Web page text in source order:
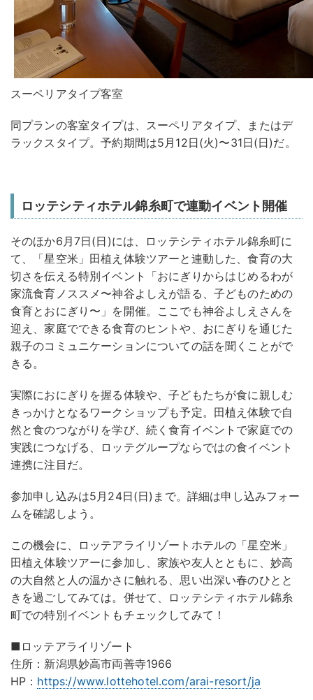
スーペリアタイプ客室
同プランの客室タイプは、スーペリアタイプ、またはデ
ラックスタイプ。予約期間は5月12日(火)〜31日(日)だ。
ロッテシティホテル錦糸町で連動イベント開催
そのほか6月7日(日)には、ロッテシティホテル錦糸町に
て、「星空米」田植え体験ツアーと連動した、食育の大
切さを伝える特別イベント「おにぎりからはじめるわが
家流食育ノススメ〜神谷よしえが語る、子どものための
食育とおにぎり〜」を開催。ここでも神谷よしえさんを
迎え、家庭でできる食育のヒントや、おにぎりを通じた
親子のコミュニケーションについての話を聞くことがで
きる。
実際におにぎりを握る体験や、子どもたちが食に親しむ
きっかけとなるワークショップも予定。田植え体験で自
然と食のつながりを学び、続く食育イベントで家庭での
実践につなげる、ロッテグループならではの食イベント
連携に注目だ。
参加申し込みは5月24日(日)まで。詳細は申し込みフォー
ムを確認しよう。
この機会に、ロッテアライリゾートホテルの「星空米」
田植え体験ツアーに参加し、家族や友人とともに、妙高
の大自然と人の温かさに触れる、思い出深い春のひとと
きを過ごしてみては。併せて、ロッテシティホテル錦糸
町での特別イベントもチェックしてみて！
■ロッテアライリゾート
住所：新潟県妙⾼市両善寺1966
HP： https://www.lottehotel.com/arai-resort/ja